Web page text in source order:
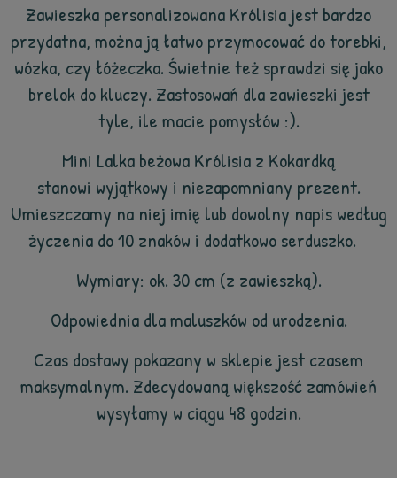
Zawieszka personalizowana Królisia jest bardzo
przydatna, można ją łatwo przymocować do torebki,
wózka, czy łóżeczka. Świetnie też sprawdzi się jako
brelok do kluczy. Zastosowań dla zawieszki jest
tyle, ile macie pomysłów :).
Mini Lalka beżowa Królisia z Kokardką
stanowi wyjątkowy i niezapomniany prezent.
Umieszczamy na niej imię lub dowolny napis według
życzenia do 10 znaków i dodatkowo serduszko.
Wymiary: ok. 30 cm (z zawieszką).
Odpowiednia dla maluszków od urodzenia.
Czas dostawy pokazany w sklepie jest czasem
maksymalnym. Zdecydowaną większość zamówień
wysyłamy w ciągu 48 godzin.